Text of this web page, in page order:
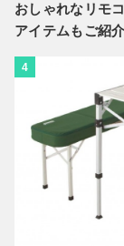
おしゃれなリモ
アイテムもご紹介
4